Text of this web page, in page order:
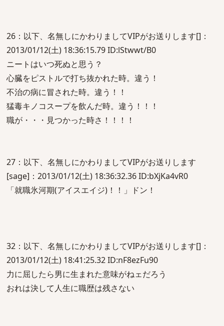
26：以下、名無しにかわりましてVIPがお送りします[]：
2013/01/12(土) 18:36:15.79 ID:lStwwt/B0
ニートはいつ死ぬと思う？
心臓をピストルで打ち抜かれた時。違う！
不治の病に冒された時。違う！！
猛毒キノコスープを飲んだ時。違う！！！
職が・・・見つかった時さ！！！！
27：以下、名無しにかわりましてVIPがお送りします
[sage]：2013/01/12(土) 18:36:32.36 ID:bXjKa4vR0
「就職氷河期(アイスエイジ)！！」ドン！
32：以下、名無しにかわりましてVIPがお送りします[]：
2013/01/12(土) 18:41:25.32 ID:nF8ezFu90
力に屈したら男に生まれた意味がねェだろう
おれは決して人生に職歴は残さない